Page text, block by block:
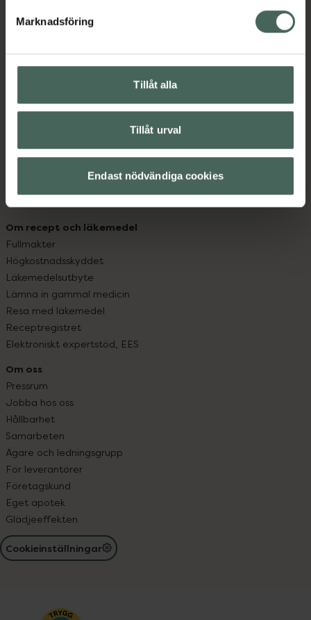
Marknadsföring
Tillåt alla
Tillåt urval
Endast nödvändiga cookies
med oss.
Kundservice
Kontakta oss
Hitta apotek
Leverans, betalning och retur
Kundklubb
Köpvillkor
Om recept och läkemedel
Fullmakter
Högkostnadsskyddet
Läkemedelsutbyte
Lämna in gammal medicin
Resa med läkemedel
Receptregistret
Elektroniskt expertstöd, EES
Om oss
Pressrum
Jobba hos oss
Hållbarhet
Samarbeten
Ägare och ledningsgrupp
För leverantörer
Företagskund
Eget apotek
Glädjeeffekten
Cookieinställningar